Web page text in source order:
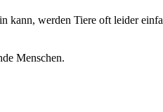
kann, werden Tiere oft leider
Menschen.